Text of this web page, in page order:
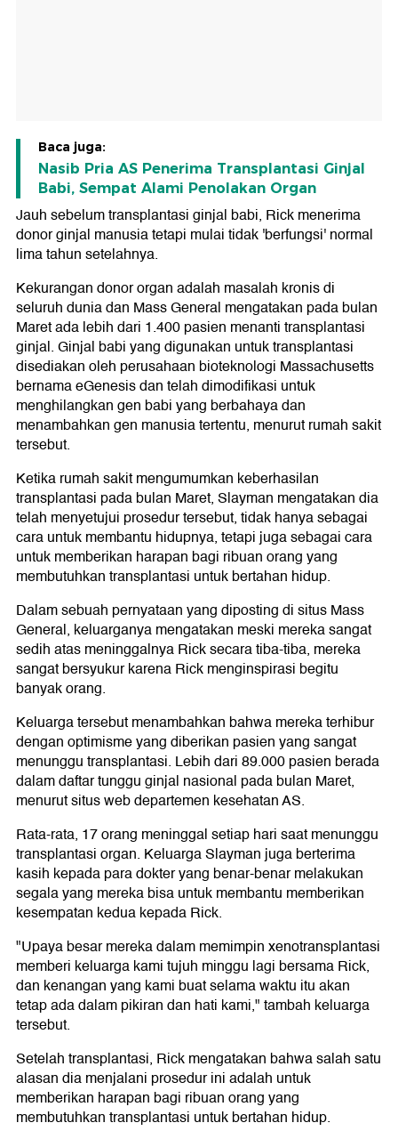
Baca juga:
Nasib Pria AS Penerima Transplantasi Ginjal
Babi, Sempat Alami Penolakan Organ
Jauh sebelum transplantasi ginjal babi, Rick menerima
donor ginjal manusia tetapi mulai tidak 'berfungsi' normal
lima tahun setelahnya.
Kekurangan donor organ adalah masalah kronis di
seluruh dunia dan Mass General mengatakan pada bulan
Maret ada lebih dari 1.400 pasien menanti transplantasi
ginjal. Ginjal babi yang digunakan untuk transplantasi
disediakan oleh perusahaan bioteknologi Massachusetts
bernama eGenesis dan telah dimodifikasi untuk
menghilangkan gen babi yang berbahaya dan
menambahkan gen manusia tertentu, menurut rumah sakit
tersebut.
Ketika rumah sakit mengumumkan keberhasilan
transplantasi pada bulan Maret, Slayman mengatakan dia
telah menyetujui prosedur tersebut, tidak hanya sebagai
cara untuk membantu hidupnya, tetapi juga sebagai cara
untuk memberikan harapan bagi ribuan orang yang
membutuhkan transplantasi untuk bertahan hidup.
Dalam sebuah pernyataan yang diposting di situs Mass
General, keluarganya mengatakan meski mereka sangat
sedih atas meninggalnya Rick secara tiba-tiba, mereka
sangat bersyukur karena Rick menginspirasi begitu
banyak orang.
Keluarga tersebut menambahkan bahwa mereka terhibur
dengan optimisme yang diberikan pasien yang sangat
menunggu transplantasi. Lebih dari 89.000 pasien berada
dalam daftar tunggu ginjal nasional pada bulan Maret,
menurut situs web departemen kesehatan AS.
Rata-rata, 17 orang meninggal setiap hari saat menunggu
transplantasi organ. Keluarga Slayman juga berterima
kasih kepada para dokter yang benar-benar melakukan
segala yang mereka bisa untuk membantu memberikan
kesempatan kedua kepada Rick.
"Upaya besar mereka dalam memimpin xenotransplantasi
memberi keluarga kami tujuh minggu lagi bersama Rick,
dan kenangan yang kami buat selama waktu itu akan
tetap ada dalam pikiran dan hati kami," tambah keluarga
tersebut.
Setelah transplantasi, Rick mengatakan bahwa salah satu
alasan dia menjalani prosedur ini adalah untuk
memberikan harapan bagi ribuan orang yang
membutuhkan transplantasi untuk bertahan hidup.